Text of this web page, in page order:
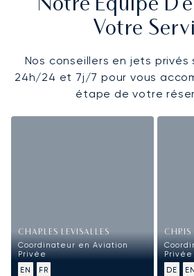
Notre Équipe
Votre
Nos conseillers en jets privés
24h/24 et 7j/7 pour vous
étape de votre
CHARLES LEVISALLES
Coordinateur en Aviation
Privée
EN
FR
CHRIS
Privée
DE
EN